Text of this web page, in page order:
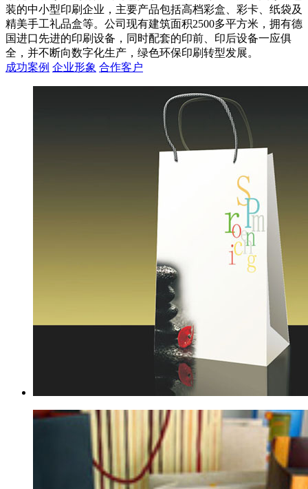
装的中小型印刷企业，主要产品包括高档彩盒、彩卡、纸袋及
精美手工礼品盒等。公司现有建筑面积2500多平方米，拥有德
国进口先进的印刷设备，同时配套的印前、印后设备一应俱
全，并不断向数字化生产，绿色环保印刷转型发展。
成功案例 企业形象 合作客户